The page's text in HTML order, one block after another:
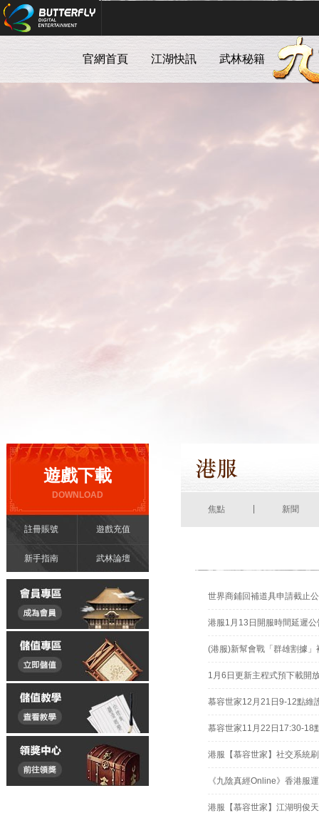
官網首頁 江湖快訊 武林秘籍
遊戲下載
DOWNLOAD
註冊賬號 遊戲充值
新手指南 武林論壇
焦點 新聞
世界商鋪回補道具申請截止
港服1月13日開服時間延遲公
(港服)新幫會戰「群雄割據」
1月6日更新主程式預下載開
慕容世家12月21日9-12點維
慕容世家11月22日17:30-18
港服【慕容世家】社交系統
《九陰真經Online》香港服
港服【慕容世家】江湖明俊